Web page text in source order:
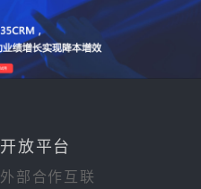
开放平台
外部合作互联